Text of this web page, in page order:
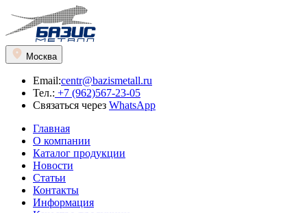
Москва
Email:centr@bazismetall.ru
Тел.: +7 (962)567-23-05
Связаться через WhatsApp
Главная
О компании
Каталог продукции
Новости
Статьи
Контакты
Информация